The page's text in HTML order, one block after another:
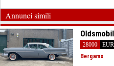
Annunci simili
28000
EUR
Bergamo